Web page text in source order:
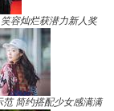
容灿烂获潜力新人奖
简约搭配少女感满满